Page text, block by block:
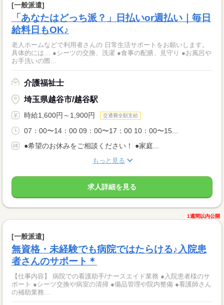
[一般派遣]
「あなたはどっち派？」日払いor週払い｜毎日
給料日もOK♪
老人ホームなどで利用者さんの 日常生活サポートをお願いします。
具体的には… ●シーツの交換、洗濯 ●食事の配膳、見守り ●お風呂や
お手洗いの際...
介護福祉士
埼玉県越谷市/越谷駅
時給1,600円～1,900円 交通費全額支給
07：00〜14：00 09：00〜17：00 10：00〜15...
●希望のお休みをご相談ください！ ●家庭...
もっと見る
求人詳細を見る
1週間以内公開
[一般派遣]
無資格・未経験でも病院ではたらける♪入院患
者さんのサポート＊
【仕事内容】 病院での看護助手/ナースエイド業務 ●入院患者様のサ
ポート ●シーツ交換や病室の清掃 ●備品管理や院内整備 ●看護師さん
の補助業務...